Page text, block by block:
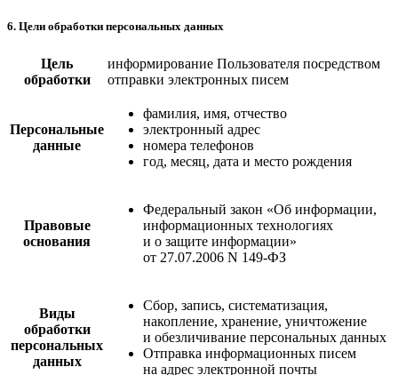
6. Цели обработки персональных данных
Цель
обработки
информирование Пользователя посредством
отправки электронных писем
Персональные
данные
фамилия, имя, отчество
электронный адрес
номера телефонов
год, месяц, дата и место рождения
Правовые
основания
Федеральный закон «Об информации,
информационных технологиях
и о защите информации»
от 27.07.2006 N 149-ФЗ
Виды
обработки
персональных
данных
Сбор, запись, систематизация,
накопление, хранение, уничтожение
и обезличивание персональных данных
Отправка информационных писем
на адрес электронной почты